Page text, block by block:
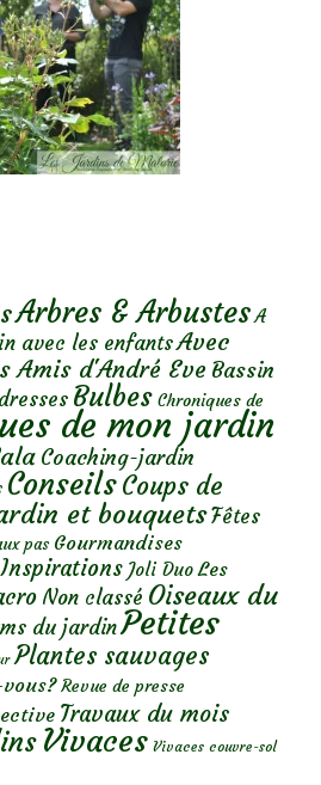
Arbres & Arbustes A
avec les enfantsAvec
Amis d'André Eve Bassin
Bulbes Chroniques de
de mon jardin
Coaching-jardin
ConseilsCoups de
et bouquetsFêtes
pas Gourmandises
Inspirations Joli Duo Les
Non classé Oiseaux du
du jardinPetites
Plantes sauvages
Revue de presse
Travaux du mois
Vivaces Vivaces couvre-sol